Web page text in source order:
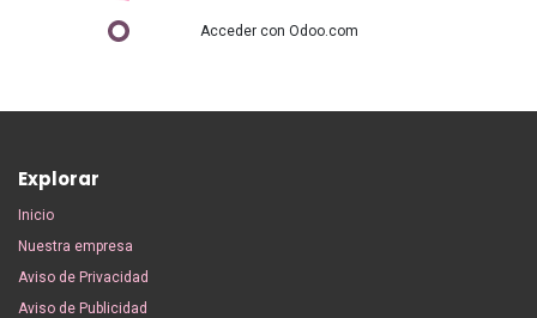
Acceder con Odoo.com
Explorar
Inicio
Nuestra empresa
Aviso de Privacidad
Aviso de Publicidad